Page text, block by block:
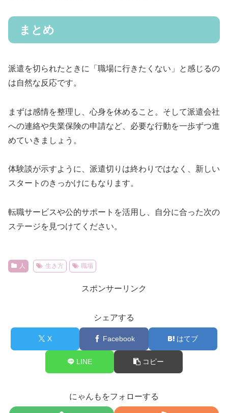
まとめ
派遣を切られたときに「職場に行きたくない」と感じるの
は自然な反応です。
まずは感情を整理し、心身を休めること。そして派遣会社
への連絡や失業保険の申請など、必要な行動を一歩ずつ進
めていきましょう。
体験談が示すように、派遣切りは終わりではなく、新しい
スタートのきっかけにもなります。
転職サービスや公的サポートを活用し、自分に合った次の
ステージを見つけてください。
人 生き方 職場
スポンサーリンク
シェアする
X Facebook はてブ
LINE コピー
にゃんもをフォローする